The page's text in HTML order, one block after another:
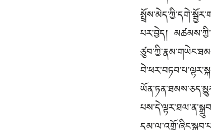
པར་བྱེད།